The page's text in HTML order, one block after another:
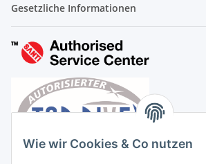
Gesetzliche Informationen
Wie wir Cookies & Co nutzen